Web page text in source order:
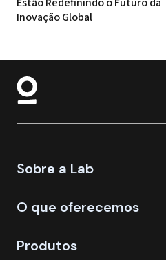
Inovação Global
Sobre a Lab
O que oferecemos
Produtos